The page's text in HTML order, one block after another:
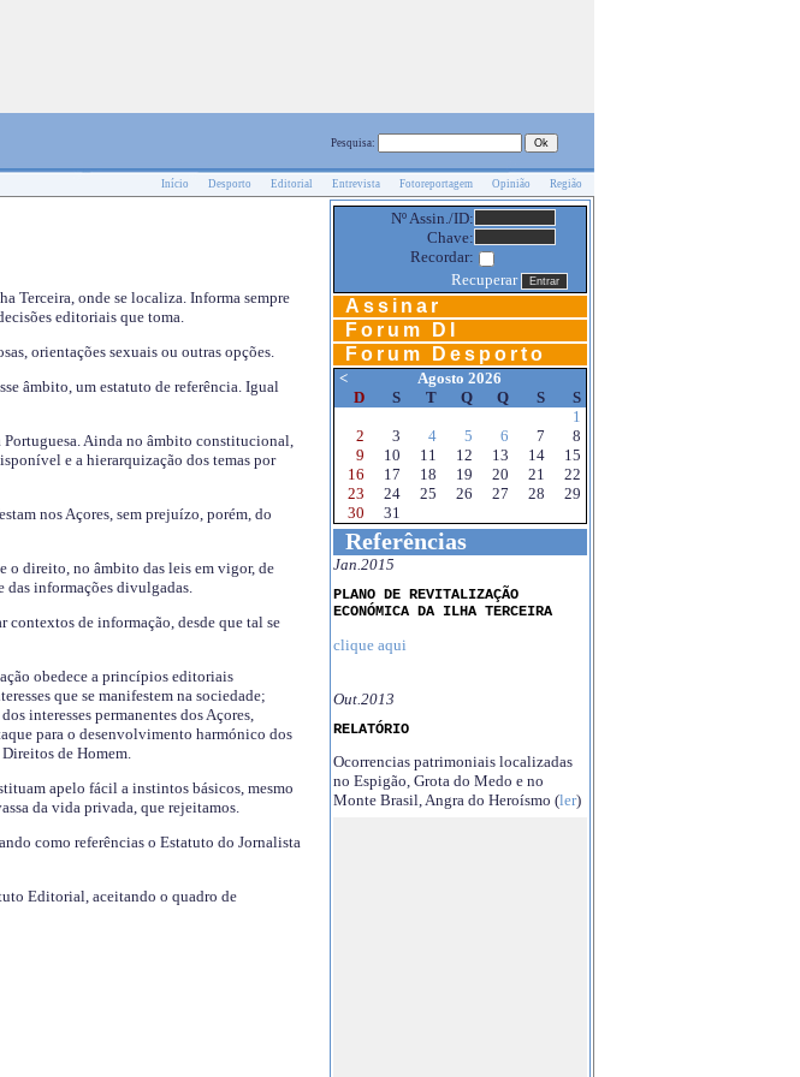
Pesquisa:
Início Desporto Editorial Entrevista Fotoreportagem Opinião Região
Terceira, onde se localiza. Informa sempre
editoriais que toma.
orientações sexuais ou outras opções.
âmbito, um estatuto de referência. Igual
Ainda no âmbito constitucional,
e a hierarquização dos temas por
nos Açores, sem prejuízo, porém, do
o direito, no âmbito das leis em vigor, de
das informações divulgadas.
de informação, desde que tal se
obedece a princípios editoriais
que se manifestem na sociedade;
interesses permanentes dos Açores,
para o desenvolvimento harmónico dos
de Homem.
apelo fácil a instintos básicos, mesmo
da vida privada, que rejeitamos.
como referências o Estatuto do Jornalista
Editorial, aceitando o quadro de
Nº Assin./ID:
Chave:
Recordar:
Recuperar
Assinar
Forum DI
Forum Desporto
<
Agosto 2026
D
S T Q Q S
S
1
2
3 4 5 6 7
8
9
10 11 12 13 14
15
16
17 18 19 20 21
22
23
24 25 26 27 28
29
30
31
Referências
Jan.2015
PLANO DE REVITALIZAÇÃO
ECONÓMICA DA ILHA TERCEIRA
clique aqui
Out.2013
RELATÓRIO
Ocorrencias patrimoniais localizadas
no Espigão, Grota do Medo e no
Monte Brasil, Angra do Heroísmo (ler)